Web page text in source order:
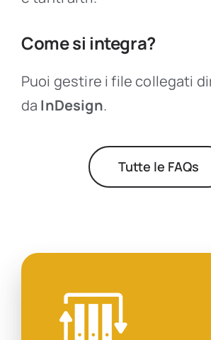
Come si integra?
Puoi gestire i file collegati
da InDesign.
Tutte le FAQs